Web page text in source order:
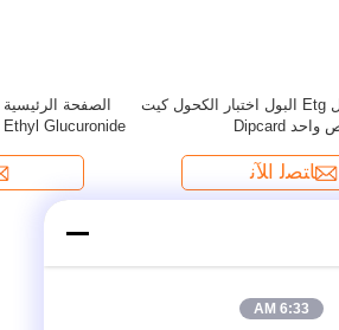
6:33 AM